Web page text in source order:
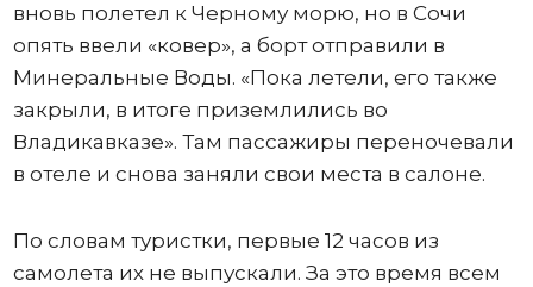
вновь полетел к Черному морю, но в Сочи
опять ввели «ковер», а борт отправили в
Минеральные Воды. «Пока летели, его также
закрыли, в итоге приземлились во
Владикавказе». Там пассажиры переночевали
в отеле и снова заняли свои места в салоне.
По словам туристки, первые 12 часов из
самолета их не выпускали. За это время всем